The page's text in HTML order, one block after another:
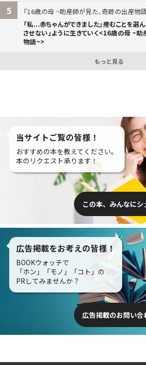
5
16歳の母 ~助産師が見た、奇跡の出産物
「私...赤ちゃんができました」――産むことを選
させない」ように生きていく<16歳の母 ~
物語~>
もっと見る
当サイトご覧の皆様！
おすすめの本を教えてください。
本のリクエスト承ります！
この本、みんなに
広告掲載をお考えの皆様！
BOOKウォッチで
「ホン」「モノ」「コト」の
PRしてみませんか？
広告掲載のお問い合